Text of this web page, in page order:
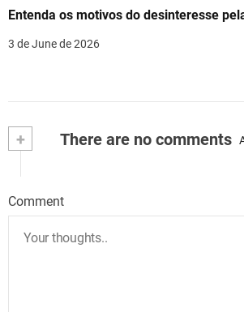
Entenda os motivos do desinteresse
3 de June de 2026
+ There are no comments
Comment